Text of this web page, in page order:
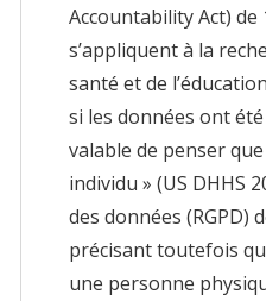
Accountability Act) de
s’appliquent à la
santé et de
si les données ont
valable de penser
individu » (US DHHS
des données (RGPD)
précisant toutefois
une personne